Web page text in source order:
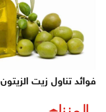
فوائد تناول زيت الزيتون